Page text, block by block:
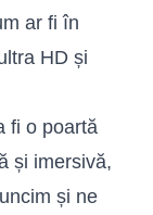
ar fi în
HD și
fi o poartă
și imersivă,
și ne